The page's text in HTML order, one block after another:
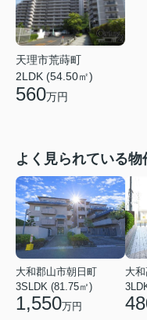
天理市荒蒔町
2LDK (54.50㎡)
560万円
よく見られている物
大和郡山市朝日町
3SLDK (81.75㎡)
1,550万円
大